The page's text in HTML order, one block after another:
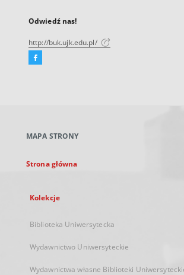
Odwiedź nas!
http://buk.ujk.edu.pl/
Facebook
karcie
MAPA STRONY
Strona główna
Kolekcje
Biblioteka Uniwersytecka
Wydawnictwo Uniwersyteckie
Wydawnictwa własne Biblioteki